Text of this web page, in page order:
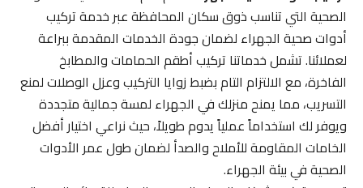
الصحية التي تناسب ذوق سكان المحافظة عبر خدمة تركيب
أدوات صحية الجهراء لضمان جودة الخدمات المقدمة ببراعة
لعملائنا. تشمل خدماتنا تركيب أطقم الحمامات والمطابخ
الفاخرة، مع الالتزام التام بضبط زوايا التركيب وعزل الوصلات لمنع
التسريب، مما يمنح منزلك في الجهراء لمسة جمالية متجددة
ويوفر لك استخداماً عملياً يدوم طويلاً، حيث نراعي اختيار أفضل
الخامات المقاومة للأملاح والصدأ لضمان طول عمر الأدوات
الصحية في بيئة الجهراء.